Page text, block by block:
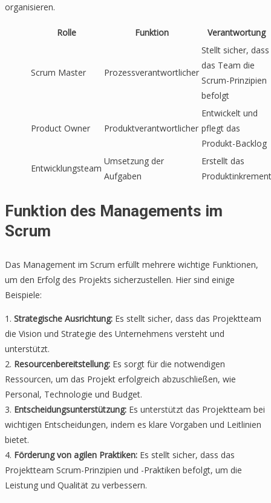
organisieren.
Rolle Funktion Verantwortung
Scrum Master Prozessverantwortlicher
Stellt sicher, dass
das Team die
Scrum-Prinzipien
befolgt
Product Owner Produktverantwortlicher
Entwickelt und
pflegt das
Produkt-Backlog
Entwicklungsteam
Umsetzung der
Aufgaben
Erstellt das
Produktinkrement
Funktion des Managements im
Scrum
Das Management im Scrum erfüllt mehrere wichtige Funktionen,
um den Erfolg des Projekts sicherzustellen. Hier sind einige
Beispiele:
1. Strategische Ausrichtung: Es stellt sicher, dass das Projektteam
die Vision und Strategie des Unternehmens versteht und
unterstützt.
2. Resourcenbereitstellung: Es sorgt für die notwendigen
Ressourcen, um das Projekt erfolgreich abzuschließen, wie
Personal, Technologie und Budget.
3. Entscheidungsunterstützung: Es unterstützt das Projektteam bei
wichtigen Entscheidungen, indem es klare Vorgaben und Leitlinien
bietet.
4. Förderung von agilen Praktiken: Es stellt sicher, dass das
Projektteam Scrum-Prinzipien und -Praktiken befolgt, um die
Leistung und Qualität zu verbessern.